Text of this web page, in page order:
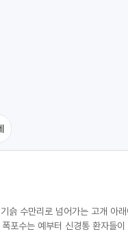
슭 수만리로 넘어가는 고개 아
포수는 예부터 신경통 환자들